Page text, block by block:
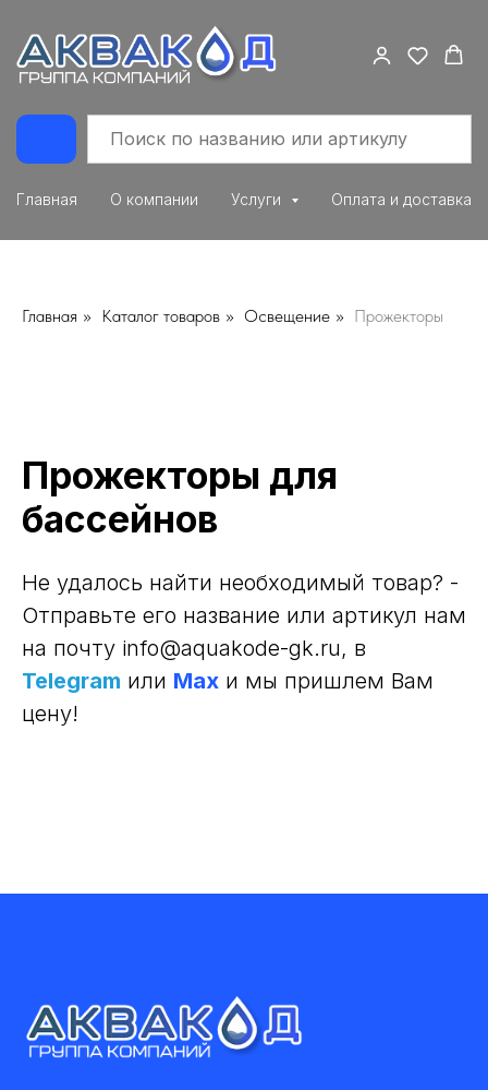
Главная О компании Услуги Оплата и доставка
Главная » Каталог товаров » Освещение » Прожекторы
Прожекторы для
бассейнов
Не удалось найти необходимый товар? -
Отправьте его название или артикул нам
на почту info@aquakode-gk.ru, в
Telegram или Max и мы пришлем Вам
цену!